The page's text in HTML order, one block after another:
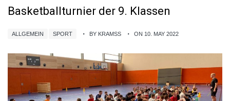
Basketballturnier der 9. Klassen
ALLGEMEIN SPORT BY KRAMSS ON 10. MAY 2022